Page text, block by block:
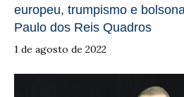
europeu, trumpismo e
Paulo dos Reis Quadros
1 de agosto de 2022